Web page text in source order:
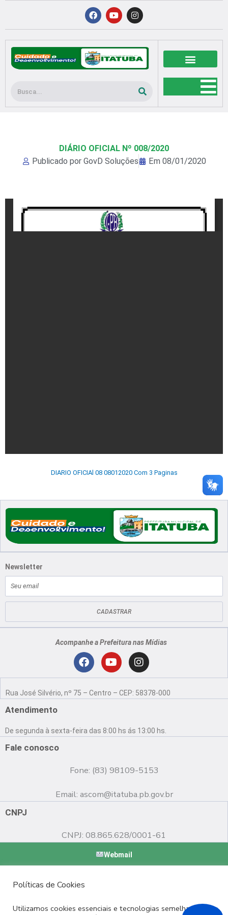
conteúdo
F
a
c
b
o
o
k
Y
o
u
u
b
e
I
n
s
a
g
r
a
Pesquisar
DIÁRIO OFICIAL Nº 008/2020
Publicado por GovD Soluções Em 08/01/2020
DIARIO OFICIAl 08 08012020 Com 3 Paginas
Newsletter
mail
CADASTRAR
Acompanhe a Prefeitura nas Mídias
F
c
o
o
Y
u
b
e
I
n
s
g
r
Rua José Silvério, nº 75 – Centro – CEP: 58378-000
Atendimento
De segunda à sexta-feira das 8:00 hs ás 13:00 hs.
Fale conosco
Fone: (83) 98109-5153
Email: ascom@itatuba.pb.gov.br
CNPJ
CNPJ: 08.865.628/0001-61
Webmail
Políticas de Cookies
Utilizamos cookies essenciais e tecnologias semelhantes de